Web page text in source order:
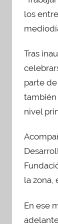
c
e
b
o
o
k
los
Tras
parte
también
nivel
la zona,
En ese